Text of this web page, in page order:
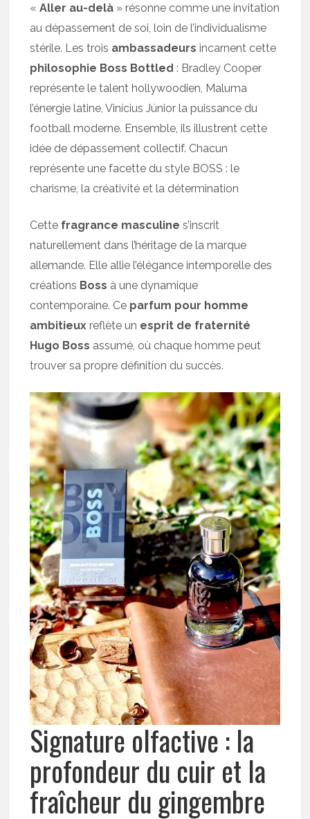
«Aller au-delà » résonne comme une invitation
au dépassement de soi, loin de l’individualisme
stérile. Les trois ambassadeurs incarnent cette
philosophie Boss Bottled : Bradley Cooper
représente le talent hollywoodien, Maluma
l’énergie latine, Vinícius Júnior la puissance du
football moderne. Ensemble, ils illustrent cette
idée de dépassement collectif. Chacun
représente une facette du style BOSS : le
charisme, la créativité et la détermination
Cette fragrance masculine s’inscrit
naturellement dans l’héritage de la marque
allemande. Elle allie l’élégance intemporelle des
créations Boss à une dynamique
contemporaine. Ce parfum pour homme
ambitieux reflète un esprit de fraternité
Hugo Boss assumé, où chaque homme peut
trouver sa propre définition du succès.
Signature olfactive : la
profondeur du cuir et la
fraîcheur du gingembre